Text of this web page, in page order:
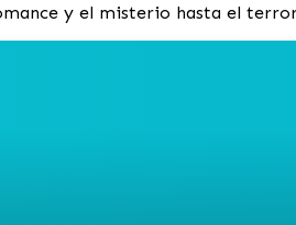
y el misterio hasta el